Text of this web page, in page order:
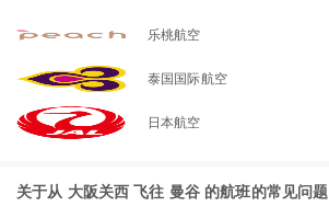
乐桃航空
泰国国际航空
日本航空
关于从 大阪关西 飞往 曼谷 的航班的常见问题